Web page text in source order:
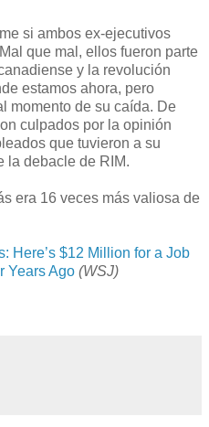
si ambos ex-ejecutivos
que mal, ellos fueron parte
y la revolución
estamos ahora, pero
momento de su caída. De
culpados por la opinión
que tuvieron a su
la debacle de RIM.
era 16 veces más valiosa de
Here’s $12 Million for a Job
Years Ago (WSJ)